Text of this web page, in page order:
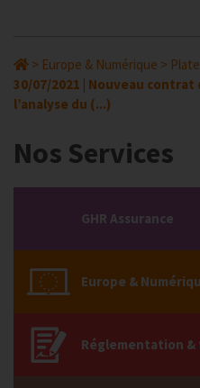
> Europe & Numérique >
30/07/2021 | Nouveau
l’analyse du (...)
Nos Services
GHR Assurance
Europe &
Réglementation